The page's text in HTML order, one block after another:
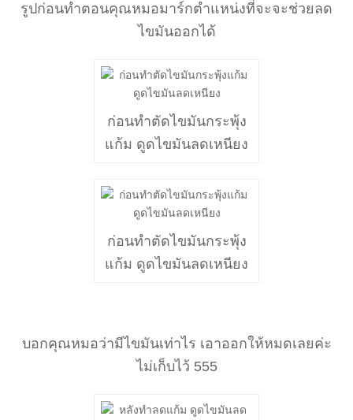
รูปก่อนทำตอนคุณหมอมาร์กตำแหน่งที่จะจะช่วยลด
ไขมันออกได้
ก่อนทำตัดไขมันกระพุ้ง
แก้ม ดูดไขมันลดเหนียง
ก่อนทำตัดไขมันกระพุ้ง
แก้ม ดูดไขมันลดเหนียง
บอกคุณหมอว่ามีไขมันเท่าไร เอาออกให้หมดเลยค่ะ
ไม่เก็บไว้ 555